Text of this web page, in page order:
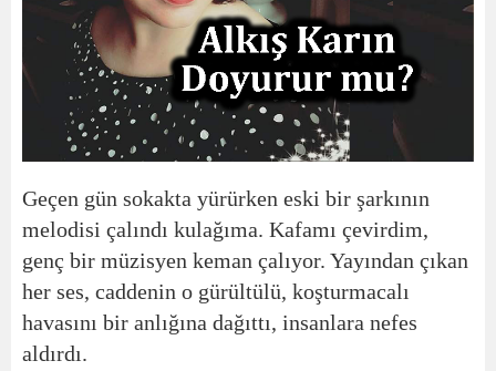
Geçen gün sokakta yürürken eski bir şarkının
melodisi çalındı kulağıma. Kafamı çevirdim,
genç bir müzisyen keman çalıyor. Yayından çıkan
her ses, caddenin o gürültülü, koşturmacalı
havasını bir anlığına dağıttı, insanlara nefes
aldırdı.